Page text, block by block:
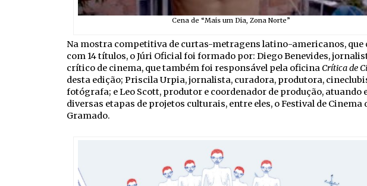
Cena de “Mais um Dia, Zona Norte”
Na mostra competitiva de curtas-metragens latino-americanos, que
com 14 títulos, o Júri Oficial foi formado por: Diego Benevides,
crítico de cinema, que também foi responsável pela oficina Crítica de
desta edição; Priscila Urpia, jornalista, curadora, produtora,
fotógrafa; e Leo Scott, produtor e coordenador de produção, atuando
diversas etapas de projetos culturais, entre eles, o Festival de Cinema
Gramado.